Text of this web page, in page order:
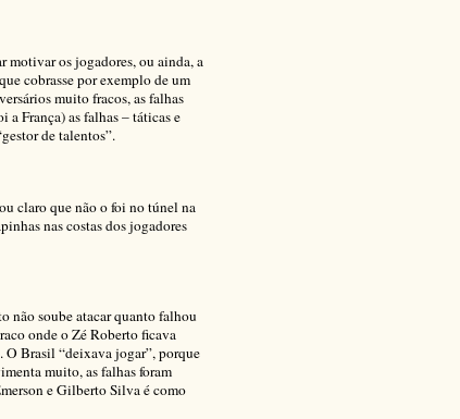
motivar os jogadores, ou ainda, a
cobrasse por exemplo de um
muito fracos, as falhas
França) as falhas – táticas e
de talentos”.
claro que não o foi no túnel na
nas costas dos jogadores
não soube atacar quanto falhou
onde o Zé Roberto ficava
O Brasil “deixava jogar”, porque
muito, as falhas foram
e Gilberto Silva é como